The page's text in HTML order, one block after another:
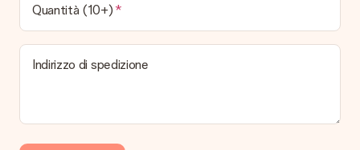
Quantità (10+)
Indirizzo di spedizione